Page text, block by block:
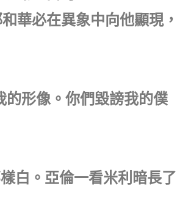
華必在異象中向他顯現，
的形像。你們毀謗我的僕
白。亞倫一看米利暗長了